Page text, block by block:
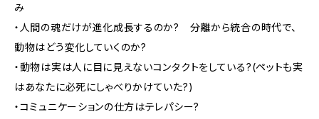
み
・人間の魂だけが進化成長するのか? 分離から統合の時代で、
動物はどう変化していくのか?
・動物は実は人に目に見えないコンタクトをしている?(ペットも実
はあなたに必死にしゃべりかけていた?)
・コミュニケーションの仕方はテレパシー?